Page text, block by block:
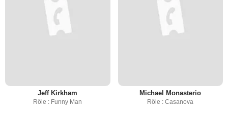
Jeff Kirkham
Rôle : Funny Man
Michael Monasterio
Rôle : Casanova